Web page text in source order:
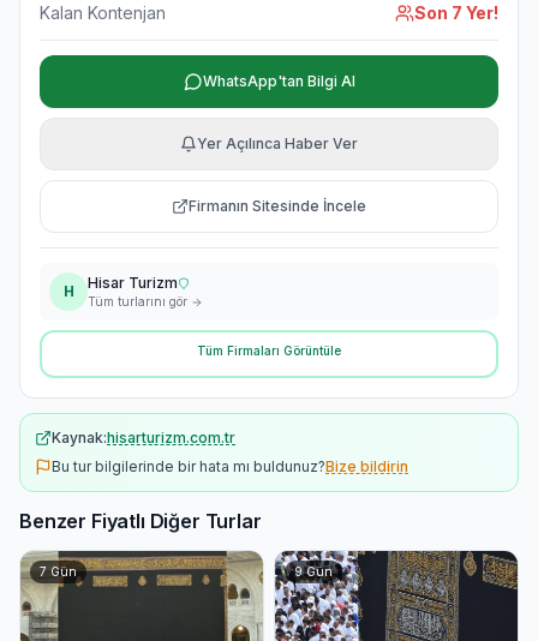
Kalan Kontenjan
Son 7 Yer!
WhatsApp'tan Bilgi Al
Yer Açılınca Haber Ver
Firmanın Sitesinde İncele
H Hisar Turizm
Tüm turlarını gör
Tüm Firmaları Görüntüle
Kaynak:hisarturizm.com.tr
Bu tur bilgilerinde bir hata mı buldunuz?Bize bildirin
Benzer Fiyatlı Diğer Turlar
7Gün 9Gün